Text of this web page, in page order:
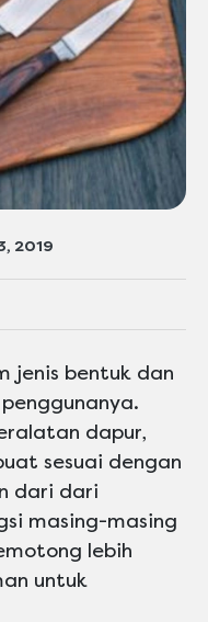
2019
jenis bentuk dan
dapur,
sesuai dengan
dari dari
masing-masing
lebih
untuk